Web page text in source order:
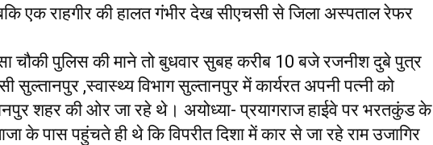
एक राहगीर की हालत गंभीर देख सीएचसी से जिला अस्पताल रेफर
चौकी पुलिस की माने तो बुधवार सुबह करीब 10 बजे रजनीश दुबे पुत्र
सुल्तानपुर ,स्वास्थ्य विभाग सुल्तानपुर में कार्यरत अपनी पत्नी को
शहर की ओर जा रहे थे। अयोध्या- प्रयागराज हाईवे पर भरतकुंड के
के पास पहुंचते ही थे कि विपरीत दिशा में कार से जा रहे राम उजागिर